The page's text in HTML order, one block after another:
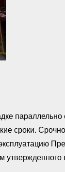
сроки.